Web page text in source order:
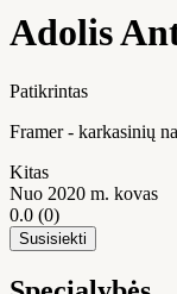
Adolis
Patikrintas
Framer - karkasinių
Kitas
Nuo 2020 m. kovas
0.0 (0)
Susisiekti